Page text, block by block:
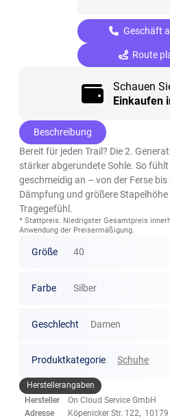
Geschäft
Route
Schauen
Einkaufen
Beschreibung
Bereit für jeden Trail? Die 2.
stärker abgerundete Sohle. So
geschmeidig an – von der Ferse
Dämpfung und größere
Tragegefühl.
* Stattpreis: Niedrigster Gesamtpreis
Anwendung der Preisermäßigung.
Größe 40
Farbe Silber
Geschlecht Damen
Produktkategorie Schuhe
Herstellerangaben
Hersteller
On Cloud Service GmbH
Adresse
Köpenicker Str. 122,